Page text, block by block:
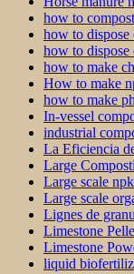
how to
how to
how to
how to make
How to make
how to make
In-vessel
industrial
La Eficiencia
Large
Large scale
Large scale
Lignes de
Limestone
Limestone
liquid